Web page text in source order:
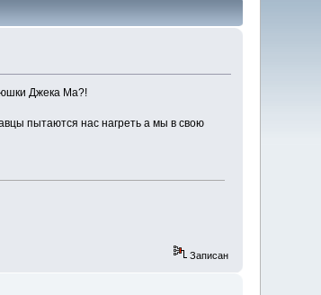
Джека Ма?!
пытаются нас нагреть а мы в свою
Записан